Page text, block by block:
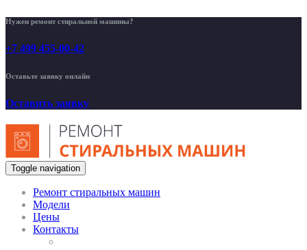
Нужен ремонт стиральной машины?
+7 499 455-00-42
Оставьте заявку онлайн
Оставить заявку
Toggle navigation
Ремонт стиральных машин
Модели
Цены
Контакты